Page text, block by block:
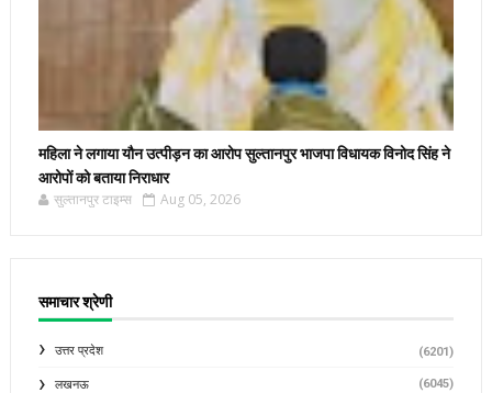
महिला ने लगाया यौन उत्पीड़न का आरोप सुल्तानपुर भाजपा विधायक विनोद सिंह ने
आरोपों को बताया निराधार
सुल्तानपुर टाइम्स Aug 05, 2026
समाचार श्रेणी
उत्तर प्रदेश (6201)
लखनऊ (6045)